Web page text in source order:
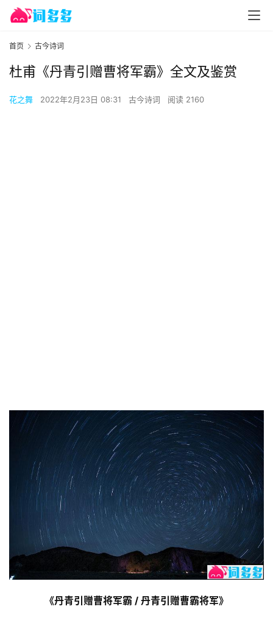
首页 古今诗词
杜甫《丹青引赠曹将军霸》全文及鉴赏
花之舞 2022年2月23日 08:31 古今诗词 阅读 2160
《丹青引赠曹将军霸 / 丹青引赠曹霸将军》